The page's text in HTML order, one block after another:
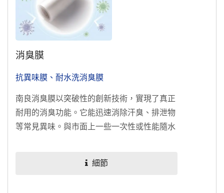
消臭膜
抗異味膜、耐水洗消臭膜
南良消臭膜以突破性的創新技術，實現了真正
耐用的消臭功能。它能迅速消除汗臭、排泄物
等常見異味。與市面上一些一次性或性能隨水
戶提供穩定性能的同時，有效降低浪費，助力
細節